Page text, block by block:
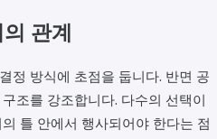
관계
정 방식에 초점을 둡니다. 반면 공
조를 강조합니다. 다수의 선택이
틀 안에서 행사되어야 한다는 점